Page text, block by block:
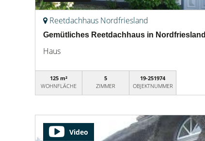
Reetdachhaus Nordfriesland
Gemütliches Reetdachhaus in Nordfriesland
Haus
125 m²
WOHNFLÄCHE
5
ZIMMER
19-251974
OBJEKTNUMMER
Video